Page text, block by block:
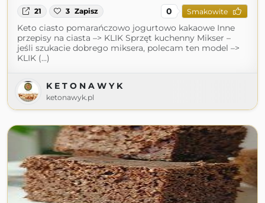
21 3 Zapisz 0 Smakowite
Keto ciasto pomarańczowo jogurtowo kakaowe Inne
przepisy na ciasta –> KLIK Sprzęt kuchenny Mikser –
jeśli szukacie dobrego miksera, polecam ten model –>
KLIK (...)
K E T O N A W Y K
ketonawyk.pl